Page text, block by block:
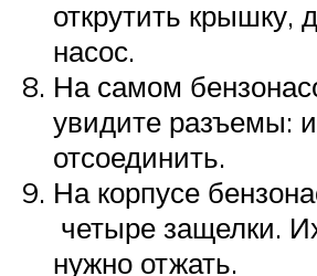
открутить крышку,
насос.
На самом
увидите разъемы:
отсоединить.
На корпусе
четыре защелки.
нужно отжать.